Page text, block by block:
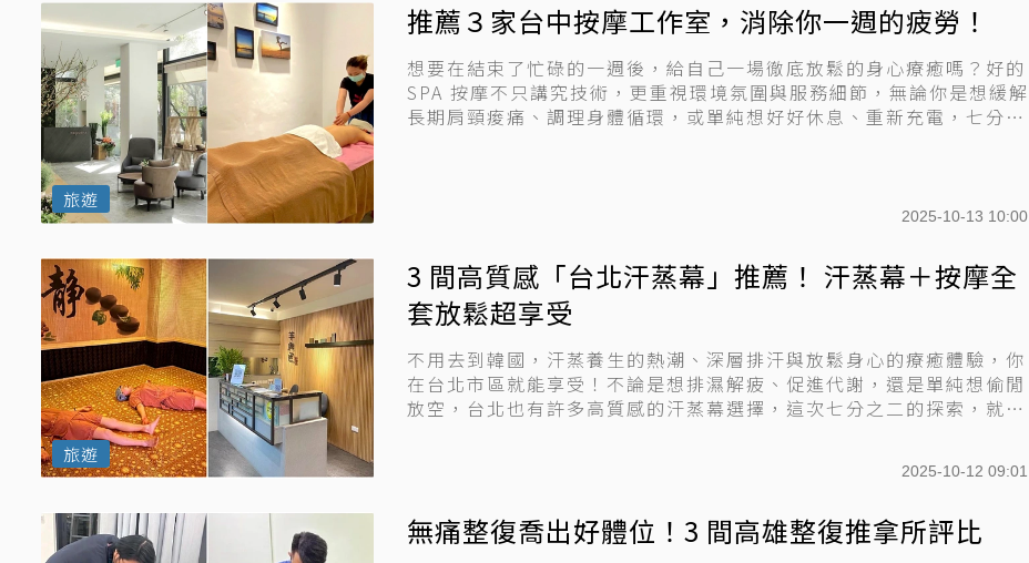
推薦３家台中按摩工作室，消除你一週的疲勞！
想要在結束了忙碌的一週後，給自己一場徹底放鬆的身心療癒嗎？好的
SPA 按摩不只講究技術，更重視環境氛圍與服務細節，無論你是想緩解
長期肩頸痠痛、調理身體循環，或單純想好好休息、重新充電，七分之
旅遊
2025-10-13 10:00
3 間高質感「台北汗蒸幕」推薦！ 汗蒸幕＋按摩全
套放鬆超享受
不用去到韓國，汗蒸養生的熱潮、深層排汗與放鬆身心的療癒體驗，你
在台北市區就能享受！不論是想排濕解疲、促進代謝，還是單純想偷閒
放空，台北也有許多高質感的汗蒸幕選擇，這次七分之二的探索，就精
旅遊
2025-10-12 09:01
無痛整復喬出好體位！3 間高雄整復推拿所評比